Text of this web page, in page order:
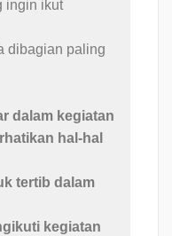
ingin ikut
dibagian paling
dalam kegiatan
hal-hal
tertib dalam
kegiatan